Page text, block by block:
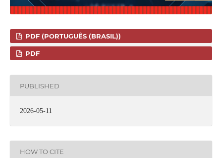
PDF (PORTUGUÊS (BRASIL))
PDF
PUBLISHED
2026-05-11
HOW TO CITE